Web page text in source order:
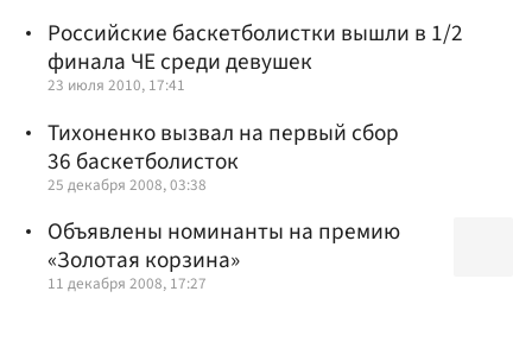
Российские баскетболистки вышли в 1/2
финала ЧЕ среди девушек
23 июля 2010, 17:41
Тихоненко вызвал на первый сбор
36 баскетболисток
25 декабря 2008, 03:38
Объявлены номинанты на премию
«Золотая корзина»
11 декабря 2008, 17:27